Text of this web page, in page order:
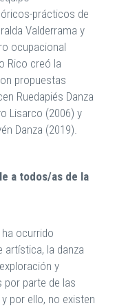
prácticos de
Valderrama y
ocupacional
Rico creó la
propuestas
Ruedapiés Danza
Lisarco (2006) y
Danza (2019).
a todos/as de la
ocurrido
la danza
y
parte de las
por ello, no existen